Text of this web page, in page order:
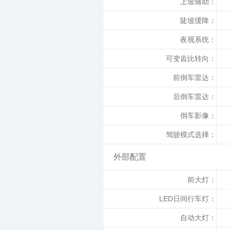
陡坡缓降：
夜视系统：
可变齿比转向：
前倒车雷达：
后倒车雷达：
倒车影像：
驾驶模式选择：
外部配置
前大灯：
LED日间行车灯：
自动大灯：